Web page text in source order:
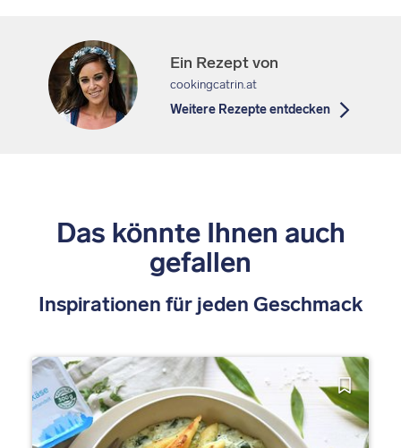
Ein Rezept von
cookingcatrin.at
Weitere Rezepte entdecken
Das könnte Ihnen auch
gefallen
Inspirationen für jeden Geschmack